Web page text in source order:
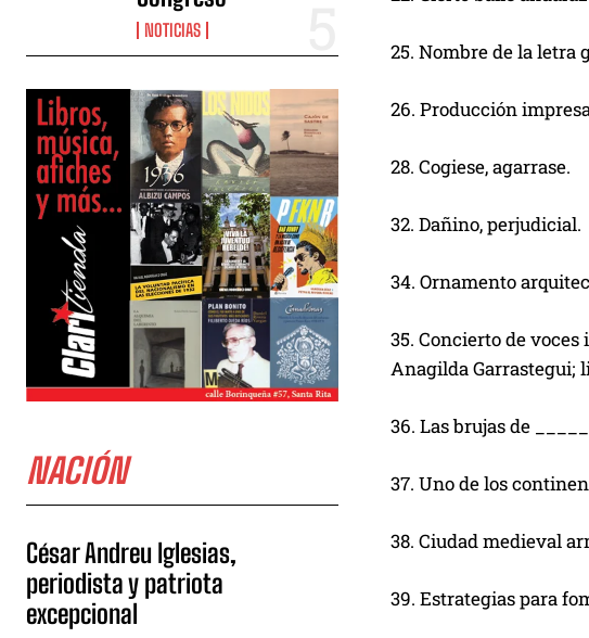
NOTICIAS
NACIÓN
César Andreu Iglesias,
periodista y patriota
excepcional
25. Nombre de la letra
26. Producción
28. Cogiese, agarrase.
32. Dañino, perjudicial.
34. Ornamento
35. Concierto de
Anagilda Garrastegui;
36. Las brujas de
37. Uno de los
38. Ciudad medieval
39. Estrategias para